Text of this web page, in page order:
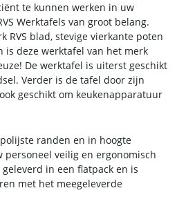
te kunnen werken in uw
Werktafels van groot belang.
RVS blad, stevige vierkante poten
is deze werktafel van het merk
De werktafel is uiterst geschikt
Verder is de tafel door zijn
geschikt om keukenapparatuur
randen en in hoogte
veilig en ergonomisch
in een flatpack en is
met het meegeleverde